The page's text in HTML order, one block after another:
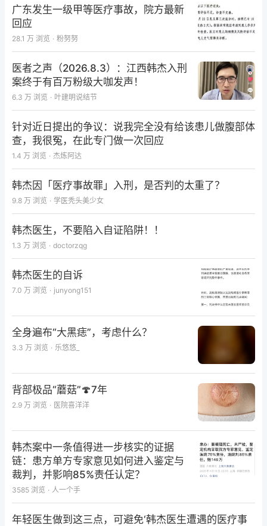
广东发生一级甲等医疗事故，院方最新
回应
28.1 万 浏览 · 粉努努
医者之声（2026.8.3）：江西韩杰入刑
案终于有百万粉级大咖发声！
6.3 万 浏览 · 叶建明说结节
针对近日提出的争议：说我完全没有给该患儿做腹部体
查，我很冤，在此专门做一次回应
1.4 万 浏览 · 杰炼阿达
韩杰因「医疗事故罪」入刑，是否判的太重了？
9.8 万 浏览 · 学医秃头美少女
韩杰医生，不要陷入自证陷阱！！
1.3 万 浏览 · doctorzqg
韩杰医生的自诉
7.0 万 浏览 · junyong151
全身遍布“大黑痣”，考虑什么？
3.3 万 浏览 · 乐悠悠_
背部极品“蘑菇”🍄7年
2.9 万 浏览 · 医院喜洋洋
韩杰案中一条值得进一步核实的证据
链：患方单方专家意见如何进入鉴定与
裁判，并影响85%责任认定？
3585 浏览 · 人一个手
年轻医生做到这三点，可避免‘韩杰医生遭遇的医疗事